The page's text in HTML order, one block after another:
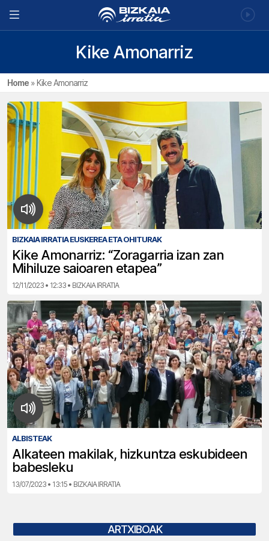
Kike Amonarriz
Home »Kike Amonarriz
BIZKAIA IRRATIA EUSKEREA ETA OHITURAK
Kike Amonarriz: “Zoragarria izan zan
Mihiluze saioaren etapea”
12/11/2023 • 12:33 • BIZKAIA IRRATIA
ALBISTEAK
Alkateen makilak, hizkuntza eskubideen
babesleku
13/07/2023 • 13:15 • BIZKAIA IRRATIA
ARTXIBOAK